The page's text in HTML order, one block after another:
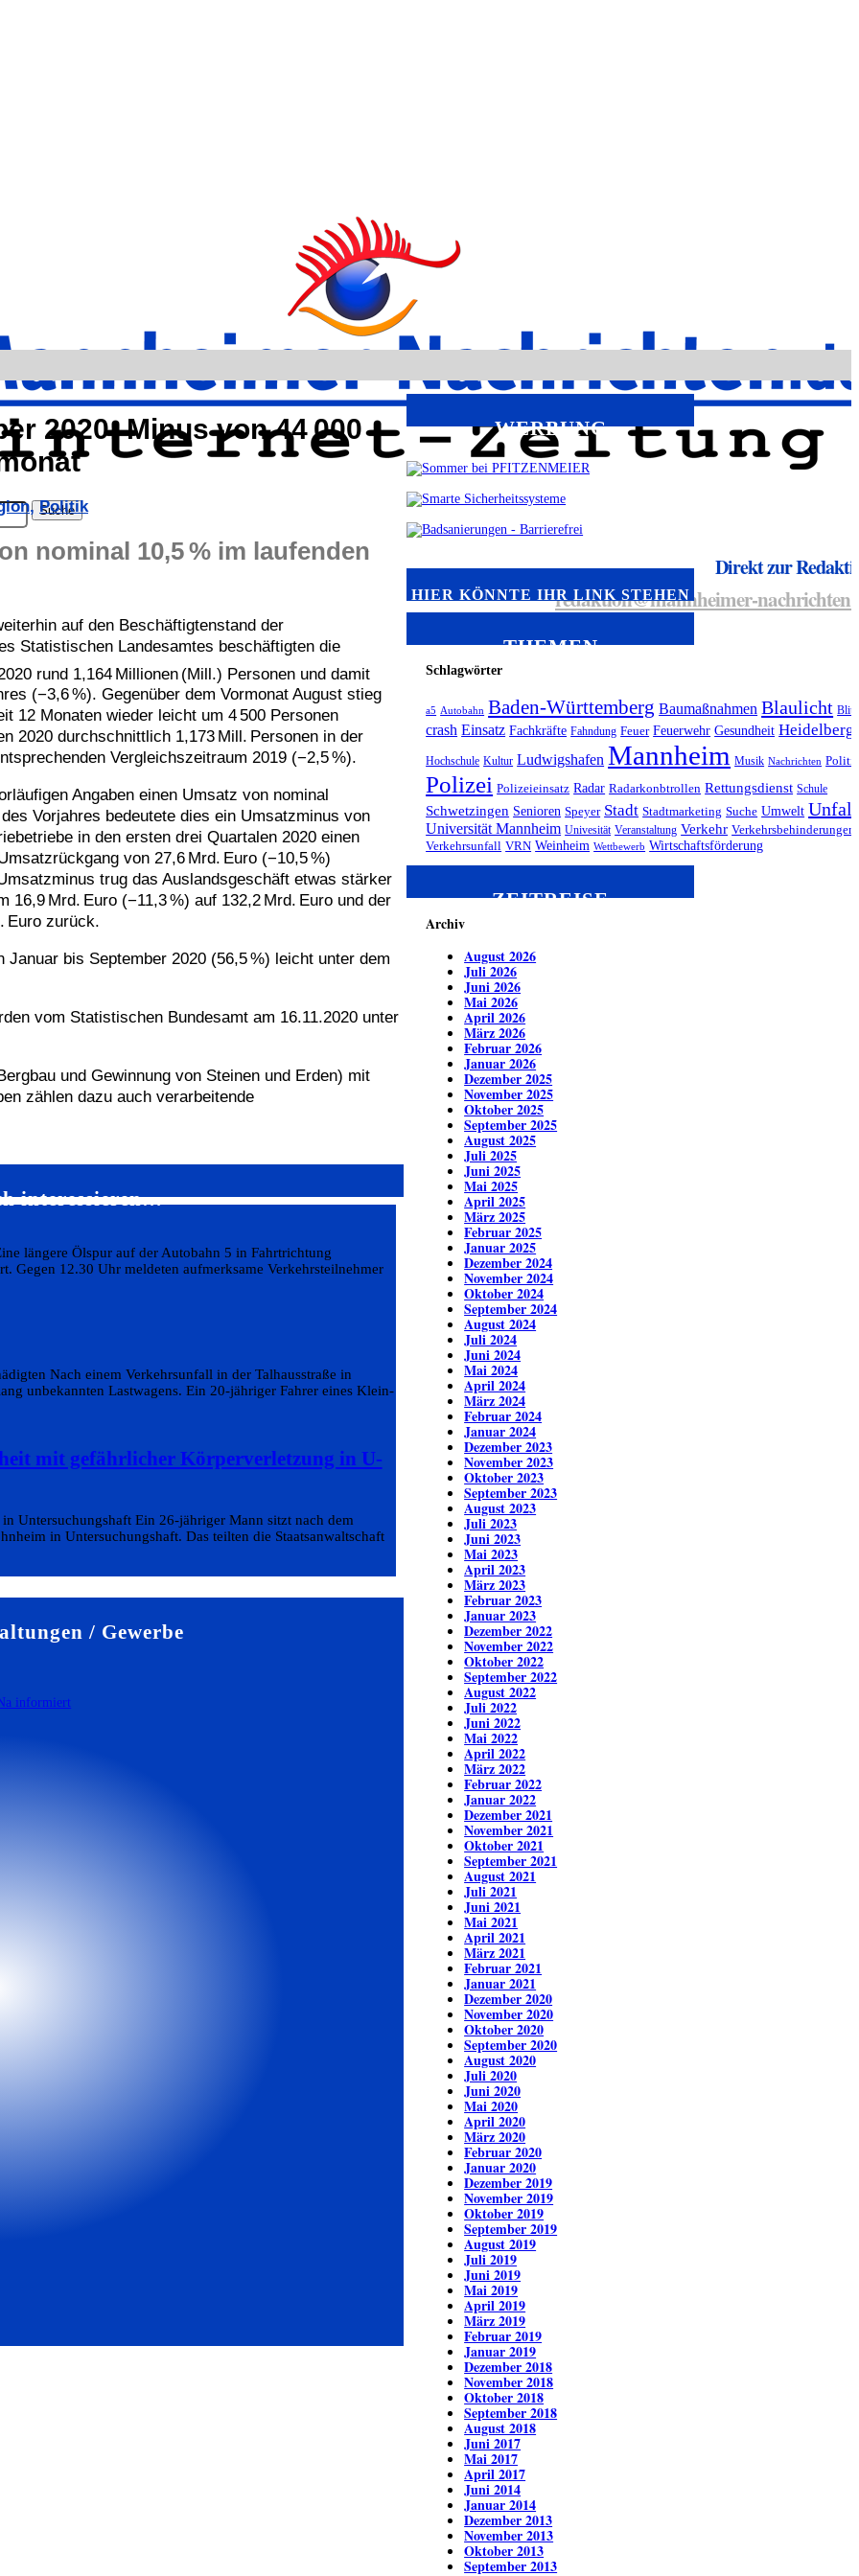
Direkt zur
redaktion@mannheimer-
2020: Minus von 44 000
,Politik
nominal 10,5 % im laufenden
auf den Beschäftigtenstand der
Statistischen Landesamtes beschäftigten die
rund 1,164 Millionen (Mill.) Personen und damit
(−3,6 %). Gegenüber dem Vormonat August stieg
12 Monaten wieder leicht um 4 500 Personen
2020 durchschnittlich 1,173 Mill. Personen in der
Vergleichszeitraum 2019 (−2,5 %).
Angaben einen Umsatz von nominal
Vorjahres bedeutete dies ein Umsatzminus von
in den ersten drei Quartalen 2020 einen
von 27,6 Mrd. Euro (−10,5 %)
trug das Auslandsgeschäft etwas stärker
Mrd. Euro (−11,3 %) auf 132,2 Mrd. Euro und der
Euro zurück.
bis September 2020 (56,5 %) leicht unter dem
vom Statistischen Bundesamt am 16.11.2020 unter
und Gewinnung von Steinen und Erden) mit
zählen dazu auch verarbeitende
interessieren…
längere Ölspur auf der Autobahn 5 in Fahrtrichtung
Gegen 12.30 Uhr meldeten aufmerksame Verkehrsteilnehmer
Nach einem Verkehrsunfall in der Talhausstraße in
unbekannten Lastwagens. Ein 20-jähriger Fahrer eines Klein-
mit gefährlicher Körperverletzung in U-
Untersuchungshaft Ein 26-jähriger Mann sitzt nach dem
in Untersuchungshaft. Das teilten die Staatsanwaltschaft
/ Gewerbe
WERBUNG
HIER KÖNNTE IHR LINK STEHEN
THEMEN
Schlagwörter
a5 Autobahn Baden-Württemberg Baumaßnahmen Blaulicht
crash Einsatz Fachkräfte Fahndung Feuer Feuerwehr Gesundheit Heidelberg
Hochschule Kultur Ludwigshafen Mannheim Musik Nachrichten
Polizei Polizeieinsatz Radar Radarkonbtrollen Rettungsdienst Schule
Schwetzingen Senioren Speyer Stadt Stadtmarketing Suche Umwelt Unfall
Universität Mannheim Univesität Veranstaltung Verkehr Verkehrsbehinderungen
Verkehrsunfall VRN Weinheim Wettbewerb Wirtschaftsförderung
ZEITREISE
Archiv
August 2026
Juli 2026
Juni 2026
Mai 2026
April 2026
März 2026
Februar 2026
Januar 2026
Dezember 2025
November 2025
Oktober 2025
September 2025
August 2025
Juli 2025
Juni 2025
Mai 2025
April 2025
März 2025
Februar 2025
Januar 2025
Dezember 2024
November 2024
Oktober 2024
September 2024
August 2024
Juli 2024
Juni 2024
Mai 2024
April 2024
März 2024
Februar 2024
Januar 2024
Dezember 2023
November 2023
Oktober 2023
September 2023
August 2023
Juli 2023
Juni 2023
Mai 2023
April 2023
März 2023
Februar 2023
Januar 2023
Dezember 2022
November 2022
Oktober 2022
September 2022
August 2022
Juli 2022
Juni 2022
Mai 2022
April 2022
März 2022
Februar 2022
Januar 2022
Dezember 2021
November 2021
Oktober 2021
September 2021
August 2021
Juli 2021
Juni 2021
Mai 2021
April 2021
März 2021
Februar 2021
Januar 2021
Dezember 2020
November 2020
Oktober 2020
September 2020
August 2020
Juli 2020
Juni 2020
Mai 2020
April 2020
März 2020
Februar 2020
Januar 2020
Dezember 2019
November 2019
Oktober 2019
September 2019
August 2019
Juli 2019
Juni 2019
Mai 2019
April 2019
März 2019
Februar 2019
Januar 2019
Dezember 2018
November 2018
Oktober 2018
September 2018
August 2018
Juni 2017
Mai 2017
April 2017
Juni 2014
Januar 2014
Dezember 2013
November 2013
Oktober 2013
September 2013